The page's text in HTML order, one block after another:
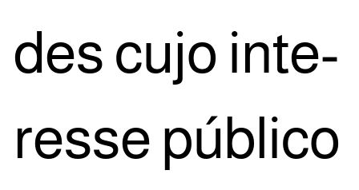
des cujo inte­
res­se públi­co